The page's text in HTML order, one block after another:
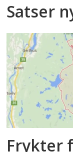
Satser
Frykter